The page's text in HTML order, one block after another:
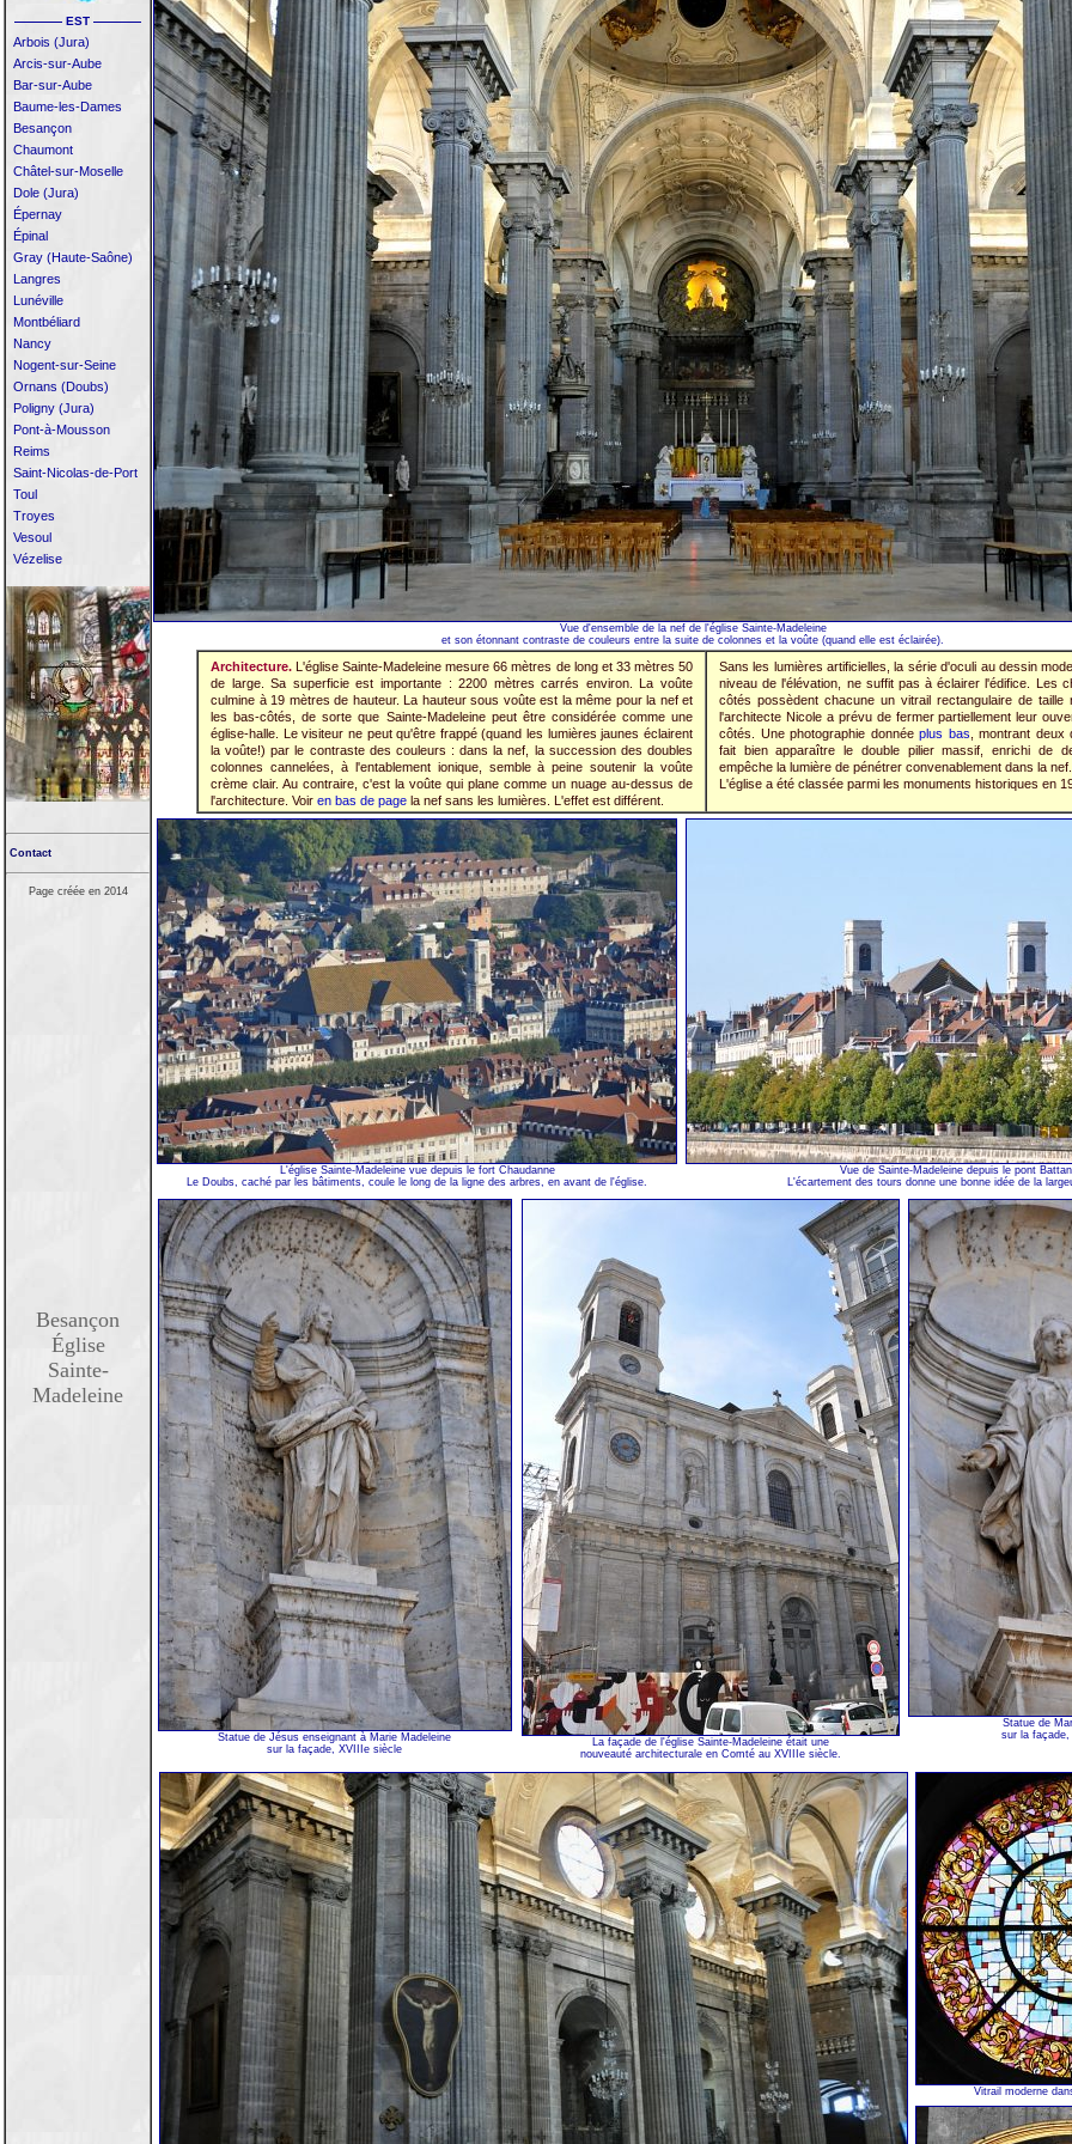
———— EST ————
Arbois (Jura)
Arcis-sur-Aube
Bar-sur-Aube
Baume-les-Dames
Besançon
Chaumont
Châtel-sur-Moselle
Dole (Jura)
Épernay
Épinal
Gray (Haute-Saône)
Langres
Lunéville
Montbéliard
Nancy
Nogent-sur-Seine
Ornans (Doubs)
Poligny (Jura)
Pont-à-Mousson
Reims
Saint-Nicolas-de-Port
Toul
Troyes
Vesoul
Vézelise
Contact
Page créée en 2014
Besançon
Église
Sainte-
Madeleine
Vue d'ensemble de la nef de l'église Sainte-Madeleine
et son étonnant contraste de couleurs entre la suite de colonnes et la voûte (quand elle est éclairée).
Architecture. L'église Sainte-Madeleine mesure 66 mètres de long et 33 mètres 50
de large. Sa superficie est importante : 2200 mètres carrés environ. La voûte
culmine à 19 mètres de hauteur. La hauteur sous voûte est la même pour la nef et
les bas-côtés, de sorte que Sainte-Madeleine peut être considérée comme une
église-halle. Le visiteur ne peut qu'être frappé (quand les lumières jaunes éclairent
la voûte!) par le contraste des couleurs : dans la nef, la succession des doubles
colonnes cannelées, à l'entablement ionique, semble à peine soutenir la voûte
crème clair. Au contraire, c'est la voûte qui plane comme un nuage au-dessus de
l'architecture. Voir en bas de page la nef sans les lumières. L'effet est différent.
Sans les lumières artificielles, la série d'oculi au dessin
niveau de l'élévation, ne suffit pas à éclairer l'édifice. Les
côtés possèdent chacune un vitrail rectangulaire de taille
l'architecte Nicole a prévu de fermer partiellement leur
côtés. Une photographie donnée plus bas , montrant
fait bien apparaître le double pilier massif, enrichi de
empêche la lumière de pénétrer convenablement dans la nef.
L'église a été classée parmi les monuments historiques en
L'église Sainte-Madeleine vue depuis le fort Chaudanne
Le Doubs, caché par les bâtiments, coule le long de la ligne des arbres, en avant de l'église.
Vue de Sainte-Madeleine depuis le pont
L'écartement des tours donne une bonne idée de la
Statue de Jésus enseignant à Marie Madeleine
sur la façade, XVIIIe siècle
La façade de l'église Sainte-Madeleine était une
nouveauté architecturale en Comté au XVIIIe siècle.
Statue de
sur la
Vitrail moderne